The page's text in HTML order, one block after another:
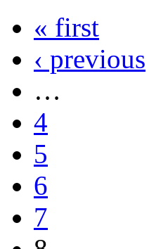
« first
‹ previous
…
4
5
6
7